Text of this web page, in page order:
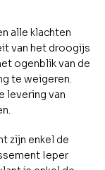
alle klachten
van het droogijs
ogenblik van de
te weigeren.
levering van
zijn enkel de
Ieper